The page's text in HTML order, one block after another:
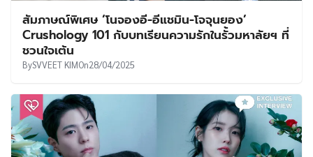
สัมภาษณ์พิเศษ ‘โนจองอี-อีแชมิน-โจจุนยอง’
Crushology 101 กับบทเรียนความรักในรั้วมหาลัยฯ ที่
ชวนใจเต้น
BySVVEET KIMOn28/04/2025